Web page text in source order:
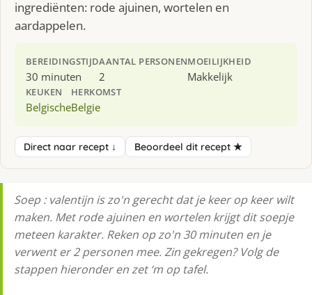
ingrediënten: rode ajuinen, wortelen en
aardappelen.
BEREIDINGSTIJD
30 minuten
AANTAL PERSONEN
2
MOEILIJKHEID
Makkelijk
KEUKEN
Belgische
HERKOMST
Belgie
Direct naar recept ↓ Beoordeel dit recept ★
Soep : valentijn is zo'n gerecht dat je keer op keer wilt
maken. Met rode ajuinen en wortelen krijgt dit soepje
meteen karakter. Reken op zo'n 30 minuten en je
verwent er 2 personen mee. Zin gekregen? Volg de
stappen hieronder en zet ‘m op tafel.